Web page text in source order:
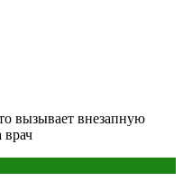
вызывает внезапную
врач